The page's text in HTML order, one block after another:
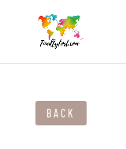
BACK